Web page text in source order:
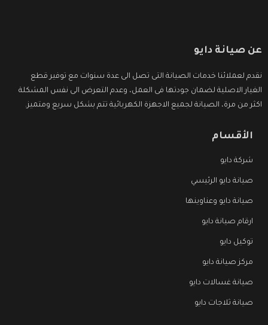
عن صيانة دايو
نقدم لعملائنا خدمات الصيانة التى تصل الى عدة سنوات مع توفير قطع
الغيار الاصلية لضمان جودتها فى العمل، وعدم التعرض الى نفس المشكلة
اكثر من مرة، الصيانة لجميع الاجهزة الكهربائية تتم بشكل سريع ومتميز.
الأقسام
شركة دايو
صيانة دايو الرئيسي
صيانة دايو وعناوينها
ارقام صيانة دايو
توكيل دايو
مركز صيانة دايو
صيانة غسالات دايو
صيانة ثلاجات دايو